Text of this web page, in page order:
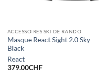
ACCESSOIRES SKI DE RANDO
Masque React Sight 2.0 Sky
Black
React
379.00CHF